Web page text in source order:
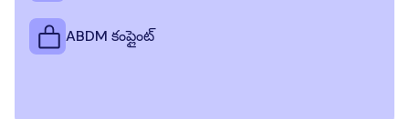
ABDM కంప్లైంట్